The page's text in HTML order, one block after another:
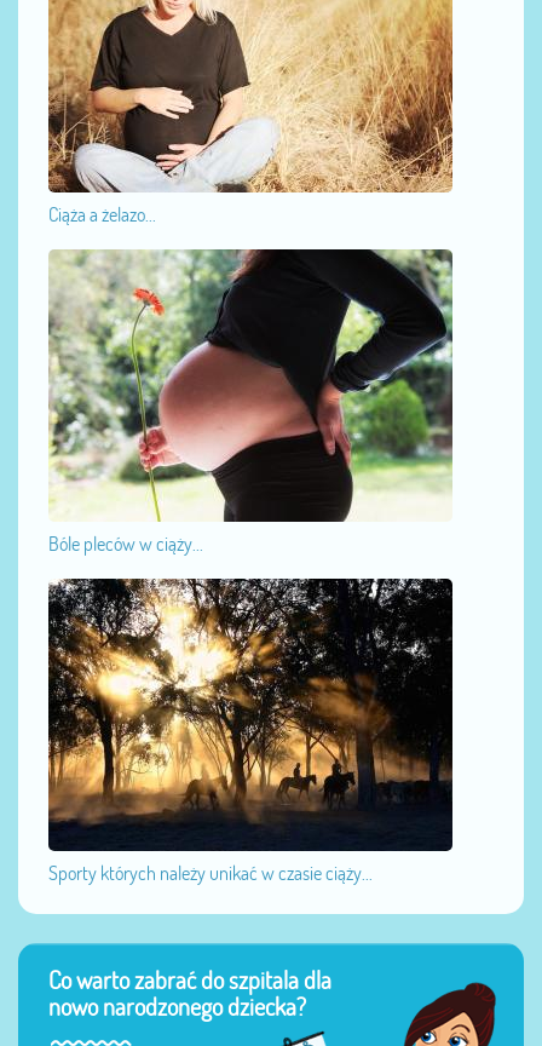
Ciąża a żelazo...
Bóle pleców w ciąży...
Sporty których należy unikać w czasie ciąży...
Co warto zabrać do szpitala dla
nowo narodzonego dziecka?